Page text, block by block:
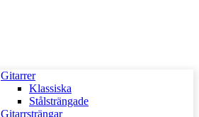
Gitarrer
Klassiska
Stålsträngade
Gitarrsträngar